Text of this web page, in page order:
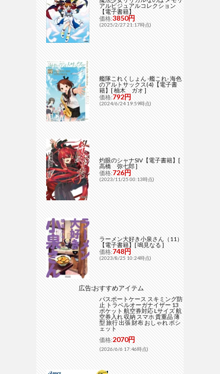
アルビジュアルコレクション
【電子書籍】
価格:3850円
(2025/2/27 21:17時点)
艦隊これくしょん -艦これ- 海色
のアルトサックス(4)【電子書
籍】[ 柚木 ガオ ]
価格:792円
(2024/6/24 19:59時点)
灼眼のシャナSIV【電子書籍】[
高橋 弥七郎 ]
価格:726円
(2023/11/25 00:13時点)
ラーメン大好き小泉さん（11）
【電子書籍】[ 鳴見なる ]
価格:748円
(2023/8/25 10:24時点)
広告:おすすめアイテム
パスポートケース スキミング防
止 トラベルオーガナイザー 13
ポケット 航空券対応 Lサイズ 航
空券入れ 収納 スマホ 貴重品 薄
型 旅行 出張 財布 おしゃれ ポシ
ェット
価格:2070円
(2026/6/6 17:46時点)